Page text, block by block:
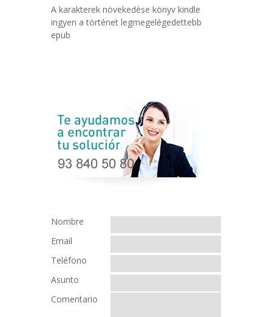
A karakterek növekedése könyv kindle
ingyen a történet legmegelégedettebb
epub
Nombre
Email
Teléfono
Asunto
Comentario